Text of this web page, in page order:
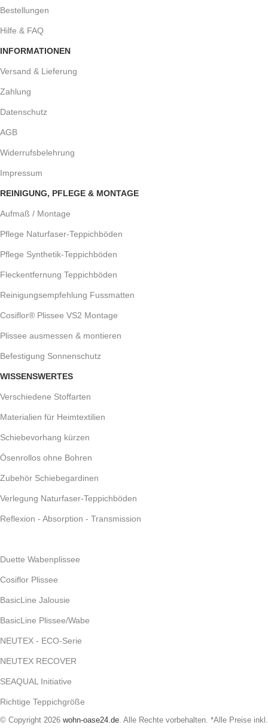
Bestellungen
Hilfe & FAQ
INFORMATIONEN
Versand & Lieferung
Zahlung
Datenschutz
AGB
Widerrufsbelehrung
Impressum
REINIGUNG, PFLEGE & MONTAGE
Aufmaß / Montage
Pflege Naturfaser-Teppichböden
Pflege Synthetik-Teppichböden
Fleckentfernung Teppichböden
Reinigungsempfehlung Fussmatten
Cosiflor® Plissee VS2 Montage
Plissee ausmessen & montieren
Befestigung Sonnenschutz
WISSENSWERTES
Verschiedene Stoffarten
Materialien für Heimtextilien
Schiebevorhang kürzen
Ösenrollos ohne Bohren
Zubehör Schiebegardinen
Verlegung Naturfaser-Teppichböden
Reflexion - Absorption - Transmission
Duette Wabenplissee
Cosiflor Plissee
BasicLine Jalousie
BasicLine Plissee/Wabe
NEUTEX - ECO-Serie
NEUTEX RECOVER
SEAQUAL Initiative
Richtige Teppichgröße
© Copyright 2026 wohn-oase24.de . Alle Rechte vorbehalten. *Alle Preise inkl.